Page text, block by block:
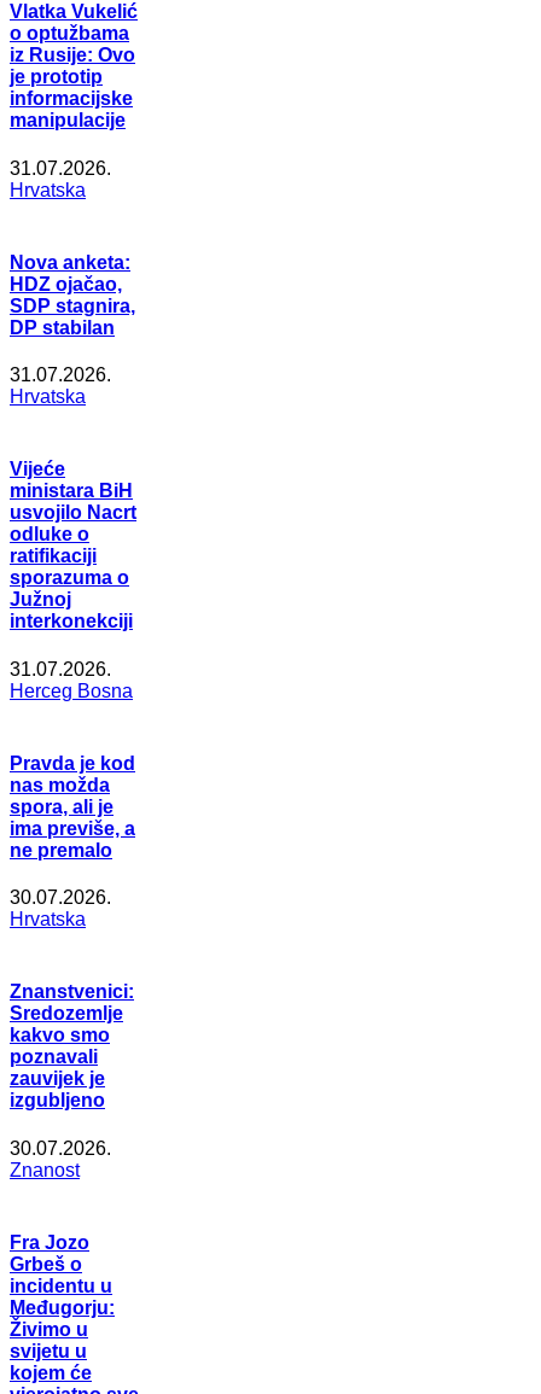
Vlatka Vukelić
o optužbama
iz Rusije: Ovo
je prototip
informacijske
manipulacije
31.07.2026.
Hrvatska
Nova anketa:
HDZ ojačao,
SDP stagnira,
DP stabilan
31.07.2026.
Hrvatska
Vijeće
ministara BiH
usvojilo Nacrt
odluke o
ratifikaciji
sporazuma o
Južnoj
interkonekciji
31.07.2026.
Herceg Bosna
Pravda je kod
nas možda
spora, ali je
ima previše, a
ne premalo
30.07.2026.
Hrvatska
Znanstvenici:
Sredozemlje
kakvo smo
poznavali
zauvijek je
izgubljeno
30.07.2026.
Znanost
Fra Jozo
Grbeš o
incidentu u
Međugorju:
Živimo u
svijetu u
kojem će